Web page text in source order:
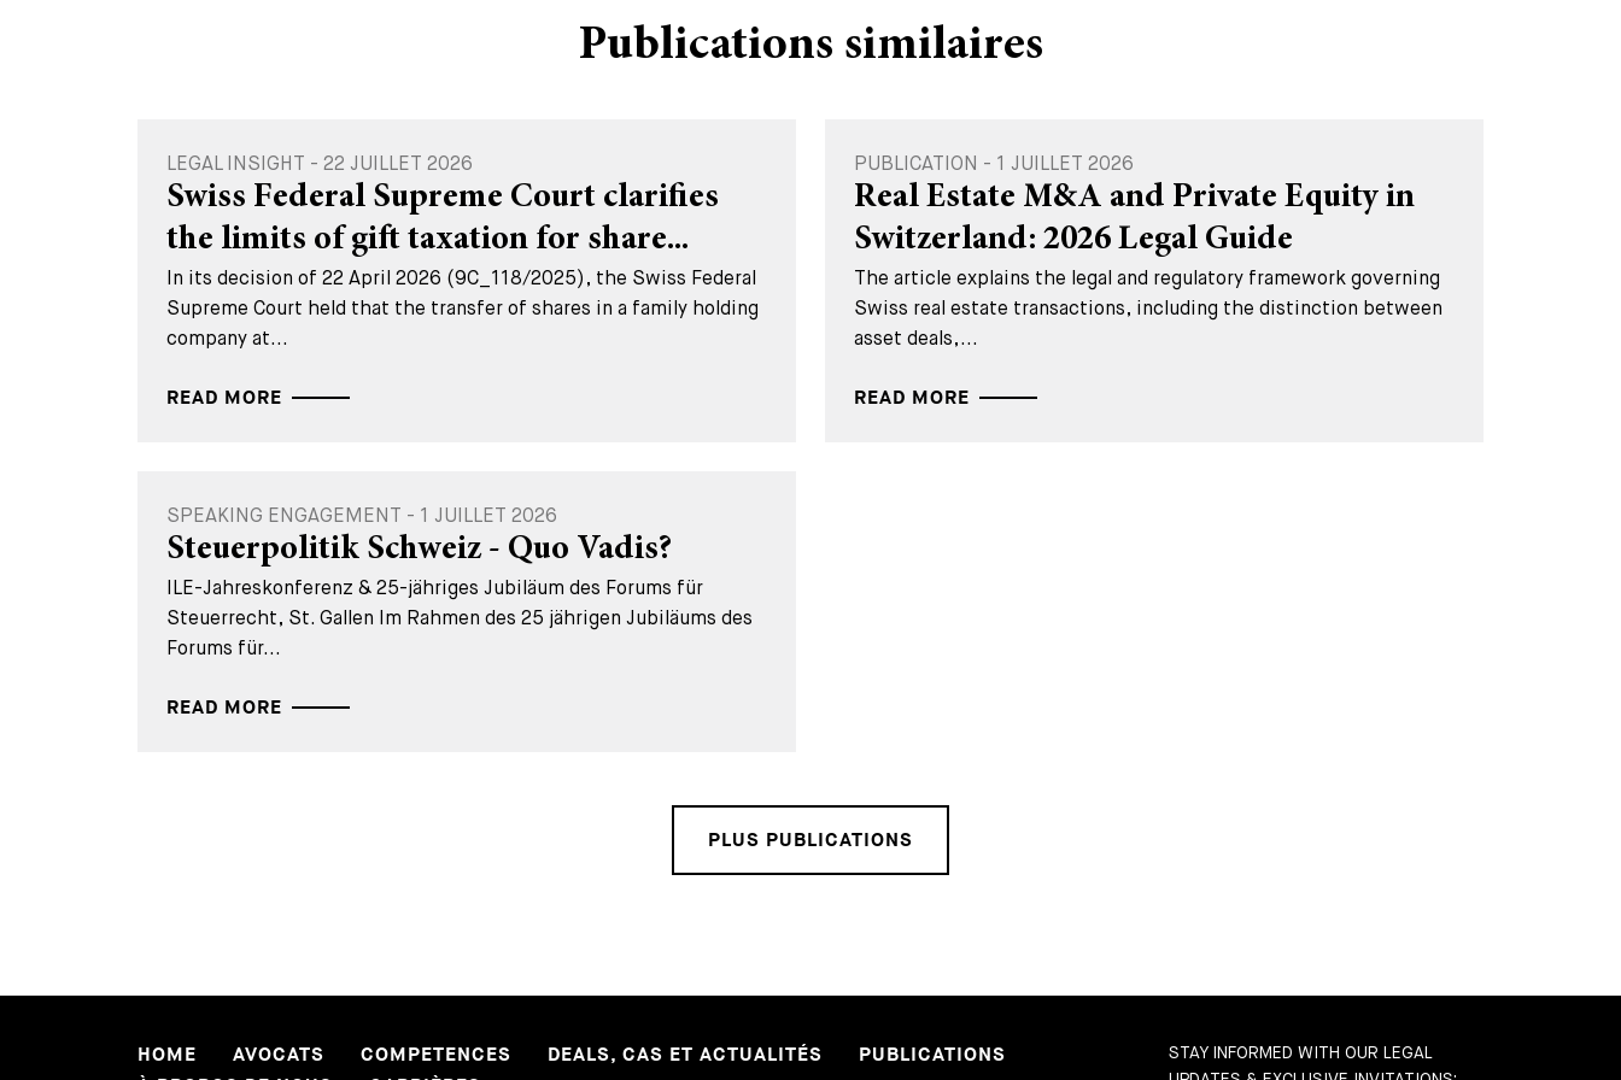
Publications similaires
LEGAL INSIGHT - 22 JUILLET 2026
Swiss Federal Supreme Court clarifies
the limits of gift taxation for share...
In its decision of 22 April 2026 (9C_118/2025), the Swiss Federal
Supreme Court held that the transfer of shares in a family holding
company at...
READ MORE
PUBLICATION - 1 JUILLET 2026
Real Estate M&A and Private Equity in
Switzerland: 2026 Legal Guide
The article explains the legal and regulatory framework governing
Swiss real estate transactions, including the distinction between
asset deals,...
READ MORE
SPEAKING ENGAGEMENT - 1 JUILLET 2026
Steuerpolitik Schweiz - Quo Vadis?
ILE-Jahreskonferenz & 25-jähriges Jubiläum des Forums für
Steuerrecht, St. Gallen Im Rahmen des 25 jährigen Jubiläums des
Forums für...
READ MORE
PLUS PUBLICATIONS
HOME AVOCATS COMPETENCES DEALS, CAS ET ACTUALITÉS
PUBLICATIONS
STAY INFORMED WITH OUR LEGAL